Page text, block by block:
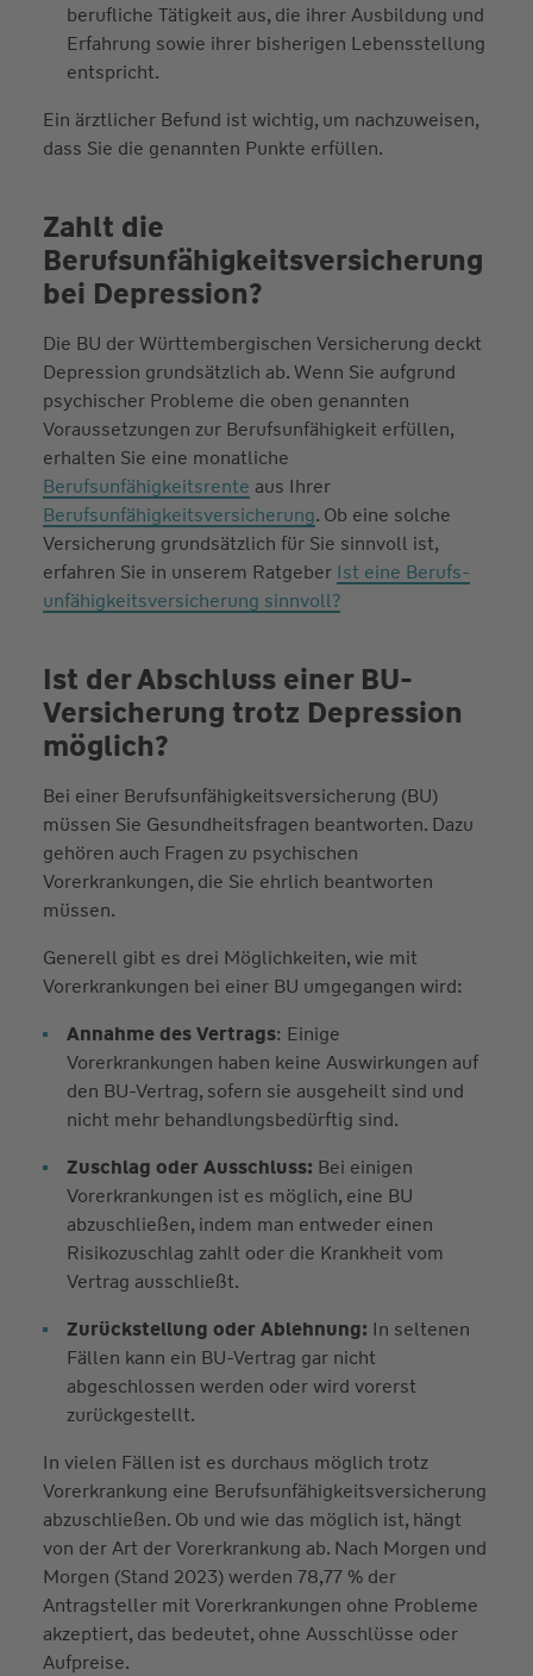
berufliche Tätigkeit aus, die ihrer Ausbildung und
Erfahrung sowie ihrer bisherigen Lebensstellung
entspricht.
Ein ärztlicher Befund ist wichtig, um nachzuweisen,
dass Sie die genannten Punkte erfüllen.
Zahlt die
Berufsunfähigkeitsversicherung
bei Depression?
Die BU der Württembergischen Versicherung deckt
Depression grundsätzlich ab. Wenn Sie aufgrund
psychischer Probleme die oben genannten
Voraussetzungen zur Berufsunfähigkeit erfüllen,
erhalten Sie eine monatliche
Berufsunfähigkeitsrente aus Ihrer
Berufsunfähigkeitsversicherung. Ob eine solche
Versicherung grundsätzlich für Sie sinnvoll ist,
erfahren Sie in unserem Ratgeber Ist eine Berufs­
unfähigkeits­versicherung sinnvoll?
Ist der Abschluss einer BU-
Versicherung trotz Depression
möglich?
Bei einer Berufsunfähigkeitsversicherung (BU)
müssen Sie Gesundheitsfragen beantworten. Dazu
gehören auch Fragen zu psychischen
Vorerkrankungen, die Sie ehrlich beantworten
müssen.
Generell gibt es drei Möglichkeiten, wie mit
Vorerkrankungen bei einer BU umgegangen wird:
Annahme des Vertrags: Einige
Vorerkrankungen haben keine Auswirkungen auf
den BU-Vertrag, sofern sie ausgeheilt sind und
nicht mehr behandlungsbedürftig sind.
Zuschlag oder Ausschluss: Bei einigen
Vorerkrankungen ist es möglich, eine BU
abzuschließen, indem man entweder einen
Risikozuschlag zahlt oder die Krankheit vom
Vertrag ausschließt.
Zurückstellung oder Ablehnung: In seltenen
Fällen kann ein BU-Vertrag gar nicht
abgeschlossen werden oder wird vorerst
zurückgestellt.
In vielen Fällen ist es durchaus möglich trotz
Vorerkrankung eine Berufsunfähigkeitsversicherung
abzuschließen. Ob und wie das möglich ist, hängt
von der Art der Vorerkrankung ab. Nach Morgen und
Morgen (Stand 2023) werden 78,77 % der
Antragsteller mit Vorerkrankungen ohne Probleme
akzeptiert, das bedeutet, ohne Ausschlüsse oder
Aufpreise.